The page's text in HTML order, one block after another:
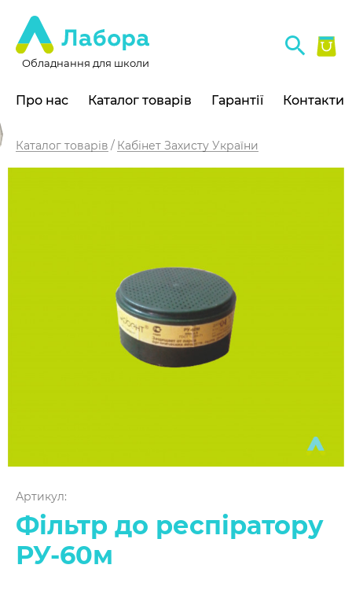
Обладнання для школи
Про нас Каталог товарів Гарантії Контакти
Каталог товарів Кабінет Захисту України
Артикул:
Фільтр до респіратору
РУ-60м